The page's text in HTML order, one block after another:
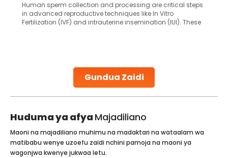
Gundua Zaidi
Human sperm collection and processing are critical steps
in advanced reproductive techniques like In Vitro
Fertilization (IVF) and intrauterine insemination (IUI). These
collected, they process the
Huduma ya afya Majadiliano
Maoni na majadiliano muhimu na madaktari na wataalam wa
matibabu wenye uzoefu zaidi nchini pamoja na maoni ya
wagonjwa kwenye jukwaa letu.